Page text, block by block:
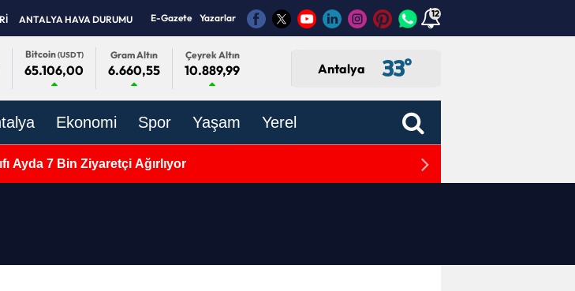
ANTALYA HAVA DURUMU E-Gazete Yazarlar 12
Bitcoin(USDT)
65.106,00
Gram Altın
6.660,55
Çeyrek Altın
10.889,99 Antalya 33°
Ekonomi Spor Yaşam Yerel
Ayda 7 Bin Ziyaretçi Ağırlıyor Antalya Sahil Güvenlik